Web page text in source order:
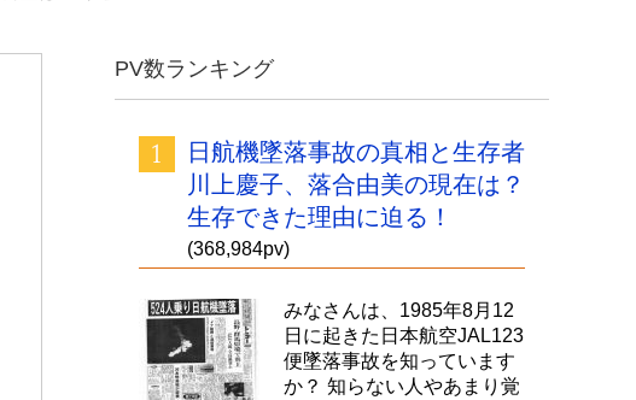
PV数ランキング
日航機墜落事故の真相と生存者
川上慶子、落合由美の現在は？
生存できた理由に迫る！
(368,984pv)
みなさんは、1985年8月12
日に起きた日本航空JAL123
便墜落事故を知っています
か？ 知らない人やあまり覚